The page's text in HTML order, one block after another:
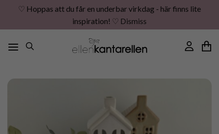
♡ Hoppas att du får en underbar virkdag - här finns lite
inspiration! ♡ Dismiss